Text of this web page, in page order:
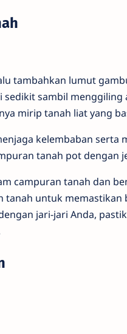
tambahkan lumut
sedikit sambil
mirip tanah liat yang
kelembaban
tanah pot dengan
campuran tanah dan
tanah untuk
jari-jari Anda,